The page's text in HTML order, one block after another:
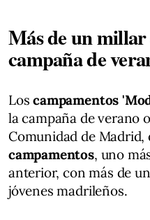
Más de un millar
campaña de
Loscampamentos
la campaña de verano
Comunidad de
campamentos, uno
anterior, con más de
jóvenes madrileños.